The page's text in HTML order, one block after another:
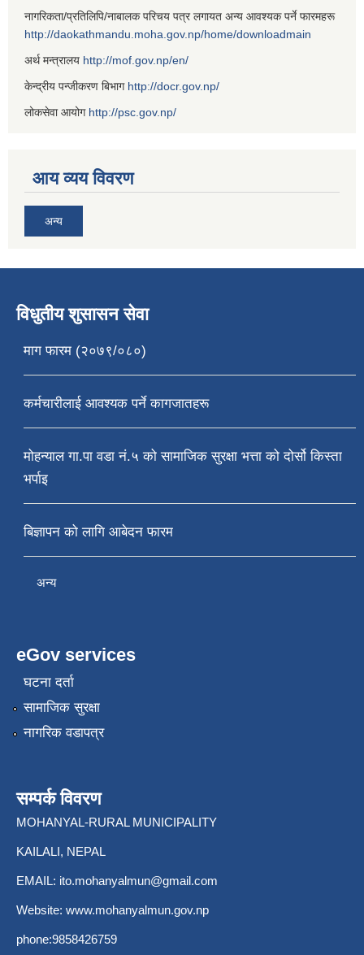
नागरिकता/प्रतिलिपि/नाबालक परिचय पत्र लगायत अन्य आवश्यक पर्ने फारमहरू
http://daokathmandu.moha.gov.np/home/downloadmain
अर्थ मन्त्रालय http://mof.gov.np/en/
केन्द्रीय पन्जीकरण बिभाग http://docr.gov.np/
लोकसेवा आयोग http://psc.gov.np/
आय व्यय विवरण
अन्य
विधुतीय शुसासन सेवा
माग फारम (२०७९/०८०)
कर्मचारीलाई आवश्यक पर्ने कागजातहरू
मोहन्याल गा.पा वडा नं.५ को सामाजिक सुरक्षा भत्ता को दोर्सो किस्ता
भर्पाइ
बिज्ञापन को लागि आबेदन फारम
अन्य
eGov services
घटना दर्ता
सामाजिक सुरक्षा
नागरिक वडापत्र
सम्पर्क विवरण
MOHANYAL-RURAL MUNICIPALITY
KAILALI, NEPAL
EMAIL: ito.mohanyalmun@gmail.com
Website: www.mohanyalmun.gov.np
phone:9858426759